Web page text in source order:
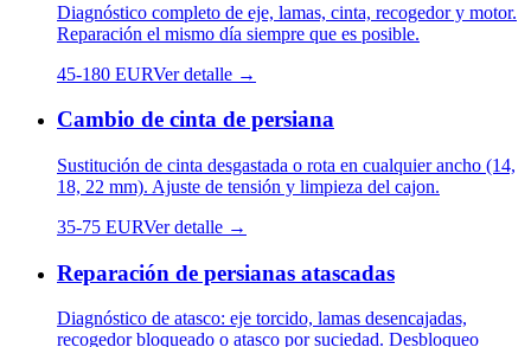
Diagnóstico completo de eje, lamas, cinta, recogedor y motor.
Reparación el mismo día siempre que es posible.
45-180 EURVer detalle →
Cambio de cinta de persiana
Sustitución de cinta desgastada o rota en cualquier ancho (14,
18, 22 mm). Ajuste de tensión y limpieza del cajon.
35-75 EURVer detalle →
Reparación de persianas atascadas
Diagnóstico de atasco: eje torcido, lamas desencajadas,
recogedor bloqueado o atasco por suciedad. Desbloqueo